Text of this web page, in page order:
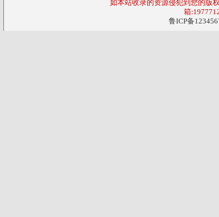
如本站收录的资源侵犯到您的版
箱
鲁ICP备